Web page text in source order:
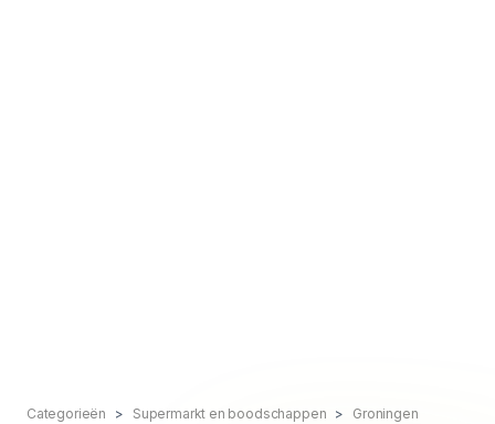
Categorieën Supermarkt en boodschappen
Groningen